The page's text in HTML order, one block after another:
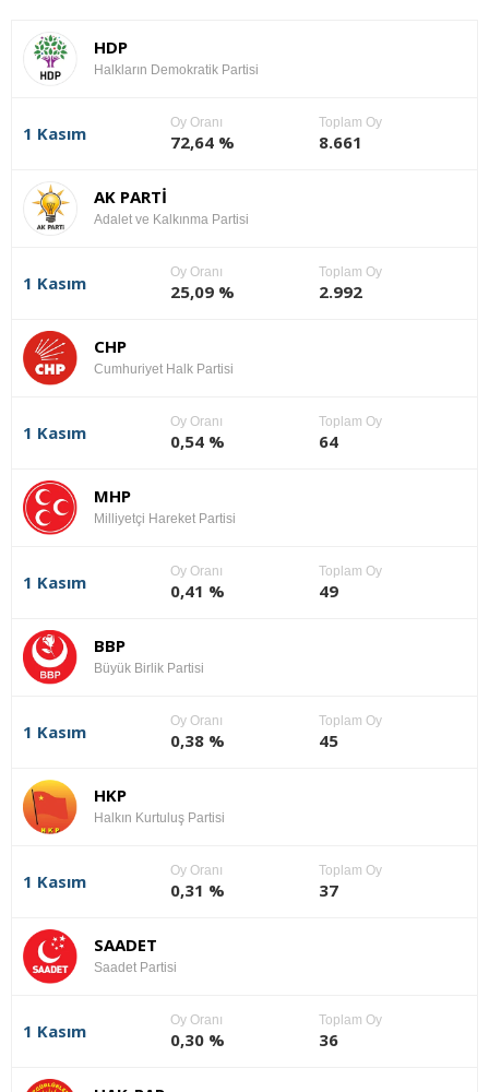
HDP
Halkların Demokratik Partisi
1 Kasım
Oy Oranı
72,64 %
Toplam Oy
8.661
AK PARTİ
Adalet ve Kalkınma Partisi
1 Kasım
Oy Oranı
25,09 %
Toplam Oy
2.992
CHP
Cumhuriyet Halk Partisi
1 Kasım
Oy Oranı
0,54 %
Toplam Oy
64
MHP
Milliyetçi Hareket Partisi
1 Kasım
Oy Oranı
0,41 %
Toplam Oy
49
BBP
Büyük Birlik Partisi
1 Kasım
Oy Oranı
0,38 %
Toplam Oy
45
HKP
Halkın Kurtuluş Partisi
1 Kasım
Oy Oranı
0,31 %
Toplam Oy
37
SAADET
Saadet Partisi
1 Kasım
Oy Oranı
0,30 %
Toplam Oy
36